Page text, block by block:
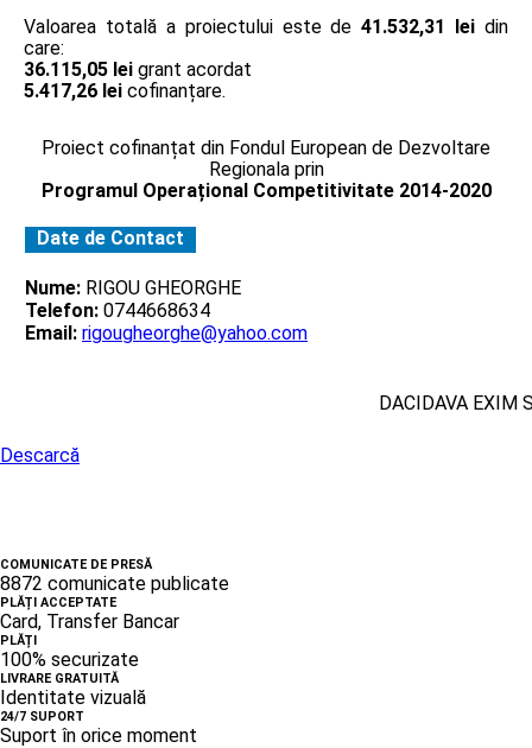
Valoarea totală a proiectului este de41.532,31 lei din
care:
36.115,05 lei grant acordat
5.417,26 lei cofinanțare.
Proiect cofinanțat din Fondul European de Dezvoltare
Regionala prin
Programul Operațional Competitivitate 2014-2020
Date de Contact
Nume: RIGOU GHEORGHE
Telefon: 0744668634
Email: rigougheorghe@yahoo.com
DACIDAVA EXIM
Descarcă
COMUNICATE DE PRESĂ
8872 comunicate publicate
PLĂȚI ACCEPTATE
Card, Transfer Bancar
PLĂȚI
100% securizate
LIVRARE GRATUITĂ
Identitate vizuală
24/7 SUPORT
Suport în orice moment